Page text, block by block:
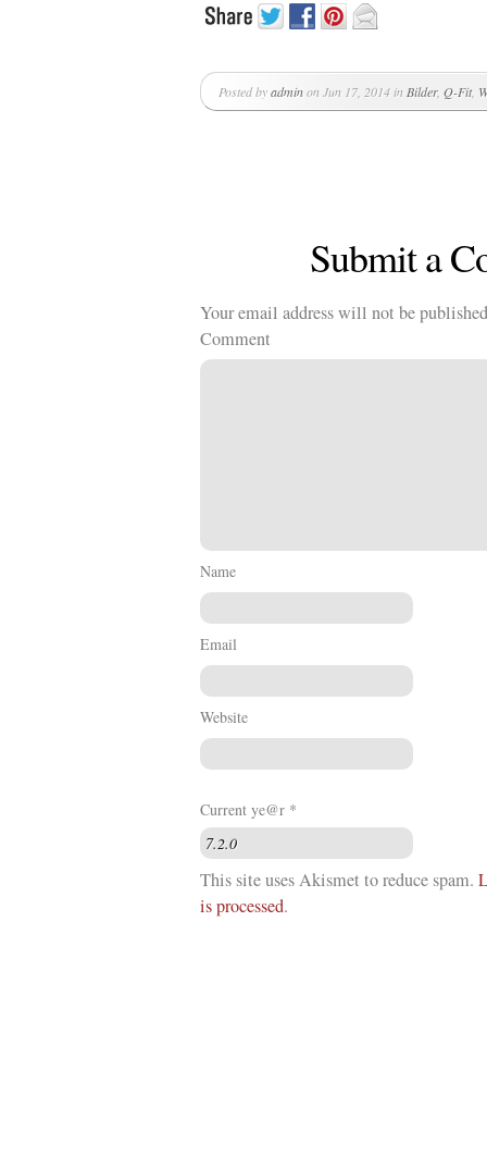
Posted byadminon Jun 17, 2014 in Bilder, Q-Fit,
Submit a
Your email address will not be
Comment
Name
Email
Website
Current ye@r *
This site uses Akismet to reduce spam.
is processed.